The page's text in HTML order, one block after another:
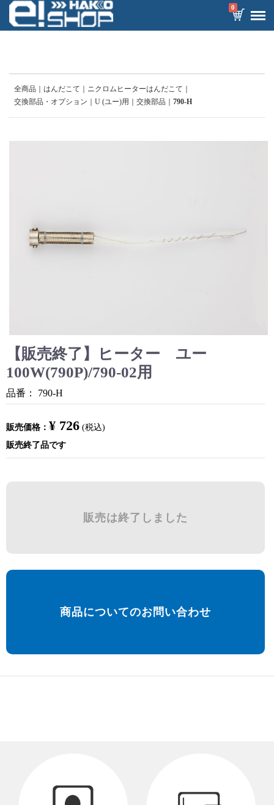
0
全商品 はんだこて
ニクロムヒーターはんだこて
交換部品・オプション
U (ユー)用 交換部品 790-H
【販売終了】ヒーター ユー
100W(790P)/790-02用
品番： 790-H
販売価格： ¥ 726 (税込)
販売終了品です
販売は終了しました
商品についてのお問い合わせ